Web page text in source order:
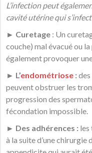
L’infection peut
cavité utérine qui
► Curetage : Un
couche) mal évacué ou
également provoquer
► L’endométriose :
peuvent obstruer les
progression des
fécondation impossible.
► Des adhérences : les
à la suite d’une chirurgie